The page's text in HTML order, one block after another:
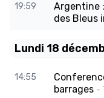
19:59
Argentine
des Bleus
Lundi 18
14:55
barrages -